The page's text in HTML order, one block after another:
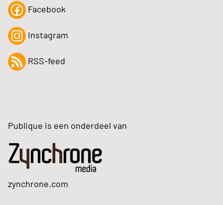
Facebook
Instagram
RSS-feed
Publique is een onderdeel van
zynchrone.com